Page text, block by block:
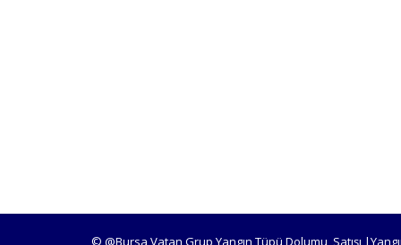
© @Bursa Vatan Grup Yangın Tüpü Dolumu, Satışı